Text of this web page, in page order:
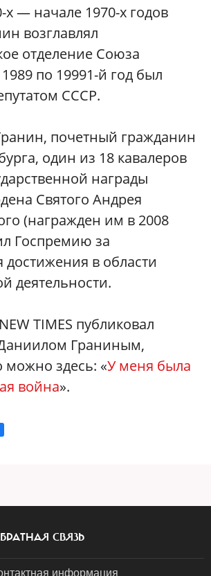
х — начале 1970-х годов
возглавлял
отделение Союза
по 19991-й год был
СССР.
почетный гражданин
один из 18 кавалеров
награды
Cвятого Андрея
(награжден им в 2008
Госпремию за
в области
деятельности.
TIMES публиковал
Граниным,
можно здесь: «У меня была
война».
СВЯЗЬ
информация